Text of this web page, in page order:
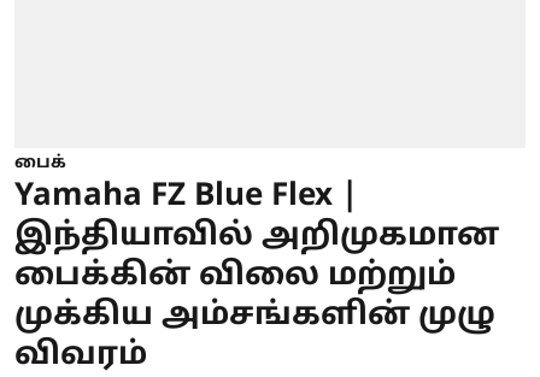
பைக்
Yamaha FZ Blue Flex |
இந்தியாவில் அறிமுகமான
பைக்கின் விலை மற்றும்
முக்கிய அம்சங்களின் முழு
விவரம்